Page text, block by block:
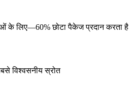
के लिए—60% छोटा पैकेज प्रदान करता है
विश्वसनीय स्रोत